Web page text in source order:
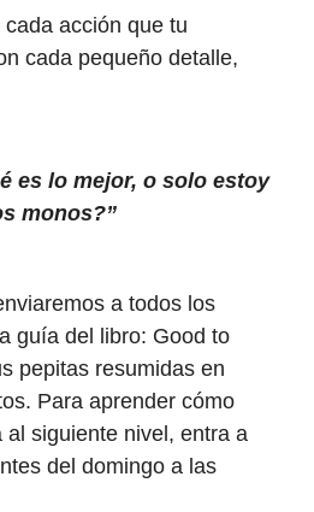
acción que tu
cada pequeño detalle,
es lo mejor, o solo estoy
monos?”
a todos los
guía del libro: Good to
pepitas resumidas en
Para aprender cómo
al siguiente nivel, entra a
del domingo a las